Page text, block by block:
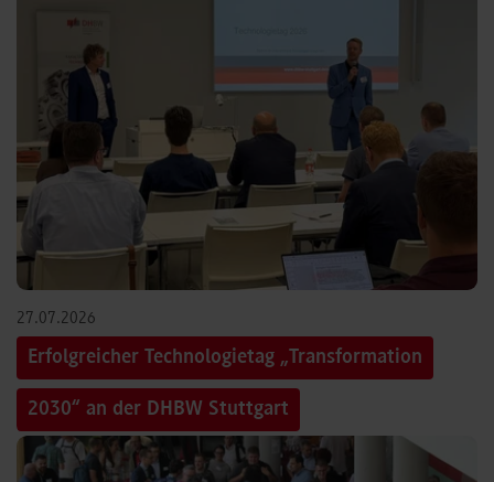
27.07.2026
Erfolgreicher Technologietag „Transformation
2030“ an der DHBW Stuttgart